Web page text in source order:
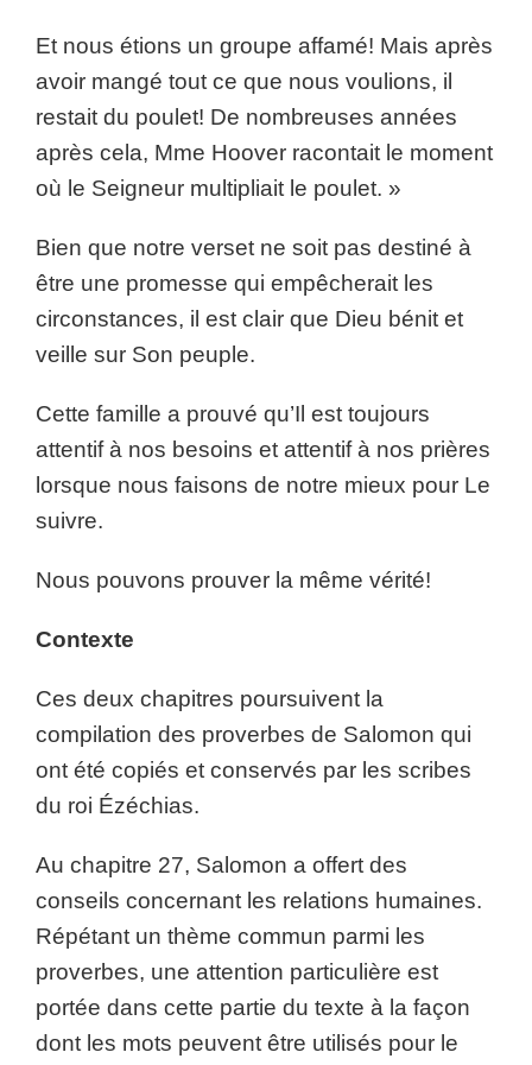
Et nous étions un groupe affamé! Mais après
avoir mangé tout ce que nous voulions, il
restait du poulet! De nombreuses années
après cela, Mme Hoover racontait le moment
où le Seigneur multipliait le poulet. »
Bien que notre verset ne soit pas destiné à
être une promesse qui empêcherait les
circonstances, il est clair que Dieu bénit et
veille sur Son peuple.
Cette famille a prouvé qu’Il est toujours
attentif à nos besoins et attentif à nos prières
lorsque nous faisons de notre mieux pour Le
suivre.
Nous pouvons prouver la même vérité!
Contexte
Ces deux chapitres poursuivent la
compilation des proverbes de Salomon qui
ont été copiés et conservés par les scribes
du roi Ézéchias.
Au chapitre 27, Salomon a offert des
conseils concernant les relations humaines.
Répétant un thème commun parmi les
proverbes, une attention particulière est
portée dans cette partie du texte à la façon
dont les mots peuvent être utilisés pour le